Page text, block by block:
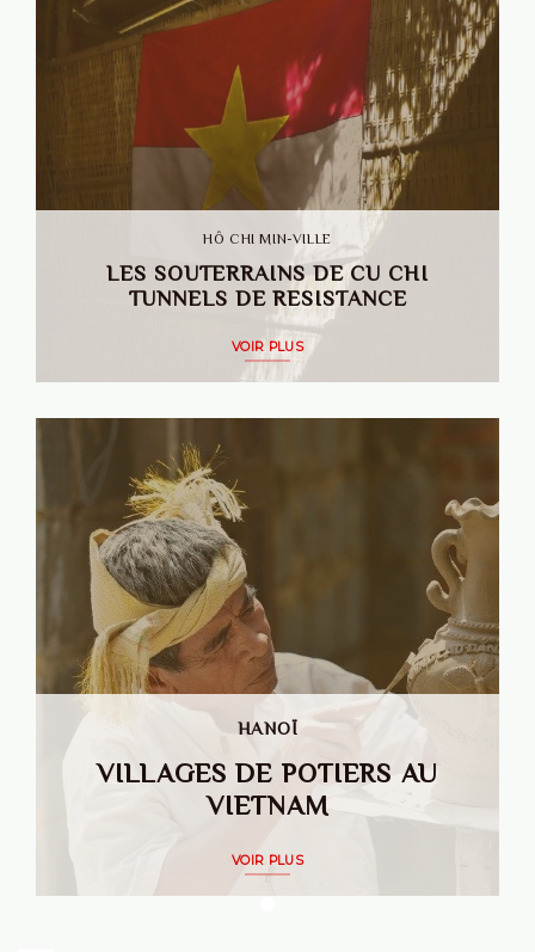
HÔ CHI MIN-VILLE
LES SOUTERRAINS DE CU CHI
TUNNELS DE RESISTANCE
VOIR PLUS
HANOÏ
VILLAGES DE POTIERS AU
VIETNAM
VOIR PLUS